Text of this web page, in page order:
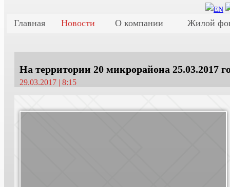
Главная Новости О компании Жилой
На территории 20 микрорайона 25.03.2017
29.03.2017 | 8:15